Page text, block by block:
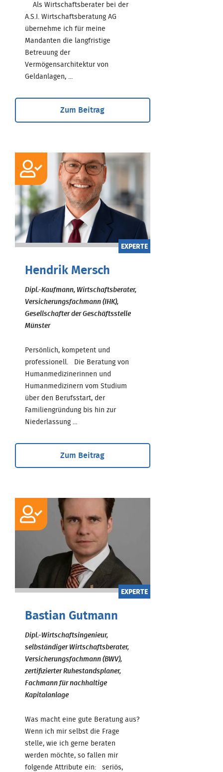
Als Wirtschaftsberater bei der
A.S.I. Wirtschaftsberatung AG
übernehme ich für meine
Mandanten die langfristige
Betreuung der
Vermögensarchitektur von
Geldanlagen, ...
Zum Beitrag
EXPERTE
Hendrik Mersch
Dipl.-Kaufmann, Wirtschaftsberater,
Versicherungsfachmann (IHK),
Gesellschafter der Geschäftsstelle
Münster
Persönlich, kompetent und
professionell. Die Beratung von
Humanmedizinerinnen und
Humanmedizinern vom Studium
über den Berufsstart, der
Familiengründung bis hin zur
Niederlassung ...
Zum Beitrag
EXPERTE
Bastian Gutmann
Dipl.-Wirtschaftsingenieur,
selbständiger Wirtschaftsberater,
Versicherungsfachmann (BWV),
zertifizierter Ruhestandsplaner,
Fachmann für nachhaltige
Kapitalanlage
Was macht eine gute Beratung aus?
Wenn ich mir selbst die Frage
stelle, wie ich gerne beraten
werden möchte, so fallen mir
folgende Attribute ein: seriös,